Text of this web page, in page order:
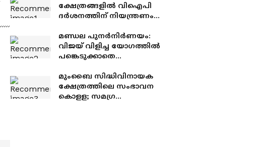
ക്ഷേത്രങ്ങളിൽ വിഐപി
ദർശനത്തിന് നിയന്ത്രണം,
മണ്ഡല പുനർനിർണയം:
വിജയ് വിളിച്ച യോഗത്തിൽ
പങ്കെടുക്കാതെ
ഡിഎംകെയും; 37
എംപിമാർ യോഗം
ബഹിഷ്കരിച്ചു
മുംബൈ സിദ്ധിവിനായക
ക്ഷേത്രത്തിലെ സംഭാവന
കൊളള; സമഗ്ര